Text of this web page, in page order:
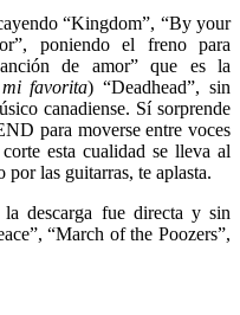
“Kingdom”, “By your
poniendo el freno para
de amor” que es la
favorita) “Deadhead”, sin
canadiense. Sí sorprende
para moverse entre voces
esta cualidad se lleva al
las guitarras, te aplasta.
descarga fue directa y sin
“March of the Poozers”,